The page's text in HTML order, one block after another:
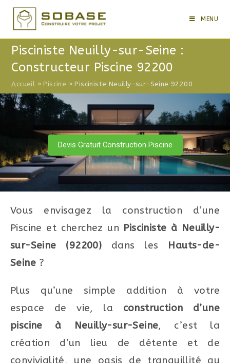
Skip
content
MENU
Pisciniste Neuilly-sur-Seine :
Constructeur Piscine 92200
Accueil » Piscine »Pisciniste Neuilly-sur-Seine 92200
Devis Gratuit Construction Piscine
Vous envisagez la construction d’une
Piscine et cherchez un Pisciniste à Neuilly-
sur-Seine (92200) dans les Hauts-de-
Seine ?
Plus qu’une simple addition à votre
espace de vie, la construction d’une
piscine à Neuilly-sur-Seine, c’est la
création d’un lieu de détente et de
convivialité, une oasis de tranquillité au